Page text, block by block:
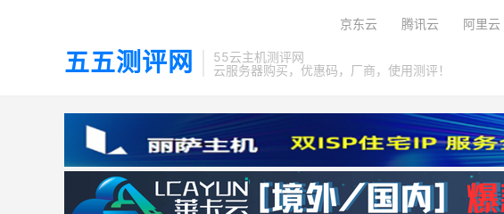
五五测评网
55云主机测评网
云服务器购买，优惠码，厂商，使用测评！
京东云 腾讯云 阿里云